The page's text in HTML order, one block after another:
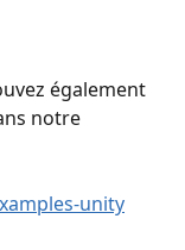
également
notre
unity